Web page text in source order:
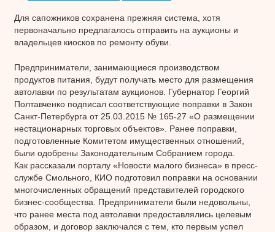
Для сапожников сохранена прежняя система, хотя
первоначально предлагалось отправить на аукционы и
владельцев киосков по ремонту обуви.
Предприниматели, занимающиеся производством
продуктов питания, будут получать место для размещения
автолавки по результатам аукционов. Губернатор Георгий
Полтавченко подписал соответствующие поправки в Закон
Санкт-Петербурга от 25.03.2015 № 165-27 «О размещении
нестационарных торговых объектов». Ранее поправки,
подготовленные Комитетом имущественных отношений,
были одобрены Законодательным Собранием города.
Как рассказали порталу «Новости малого бизнеса» в пресс-
службе Смольного, КИО подготовил поправки на основании
многочисленных обращений представителей городского
бизнес-сообщества. Предприниматели были недовольны,
что ранее места под автолавки предоставлялись целевым
образом, и договор заключался с тем, кто первым успел